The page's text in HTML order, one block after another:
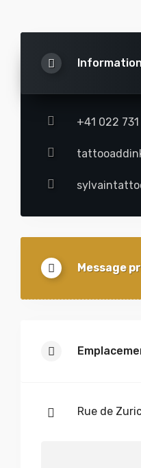
+41 022
Message
Rue de